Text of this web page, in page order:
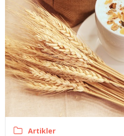
Artikler